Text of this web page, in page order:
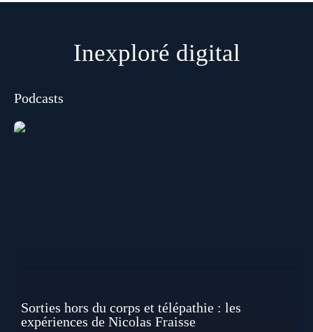
Inexploré digital
Podcasts
Sorties hors du corps et télépathie : les
expériences de Nicolas Fraisse